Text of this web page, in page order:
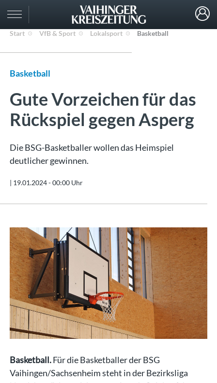
Start VfB & Sport Lokalsport Basketball
Basketball
Gute Vorzeichen für das
Rückspiel gegen Asperg
Die BSG-Basketballer wollen das Heimspiel
deutlicher gewinnen.
| 19.01.2024 - 00:00 Uhr
Basketball.Für die Basketballer der BSG
Vaihingen/Sachsenheim steht in der Bezirksliga